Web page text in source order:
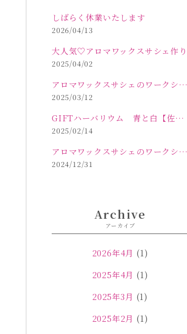
しばらく休業いたします
2026/04/13
大人気♡アロマワックスサシェ作り
2025/04/02
アロマワックスサシェのワークショップinPOLA中込原店 VOL.2
2025/03/12
GIFTハーバリウム 青と白【佐久市 ハーバリウム ギフト】
2025/02/14
アロマワックスサシェのワークショップinPOLA中込原店ご報告【佐久市 キャンドル サシェ】
2024/12/31
Archive
アーカイブ
2026年4月 (1)
2025年4月 (1)
2025年3月 (1)
2025年2月 (1)